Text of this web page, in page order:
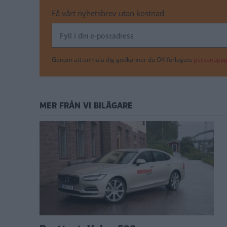
Få vårt nyhetsbrev utan kostnad
Genom att anmäla dig godkänner du OK-förlagets
MER FRÅN VI BILÄGARE